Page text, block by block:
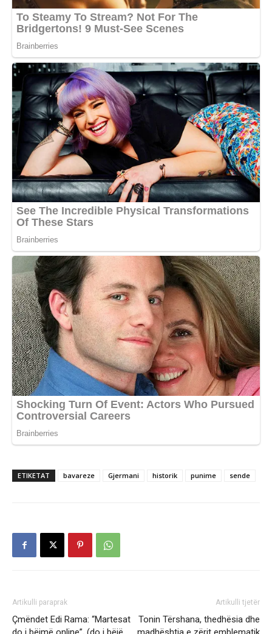
ETIKETAT bavareze Gjermani historik punime sende
Artikulli paraprak
Çmëndet Edi Rama: “Martesat
Artikulli tjetër
Tonin Tërshana, thedhësia dhe